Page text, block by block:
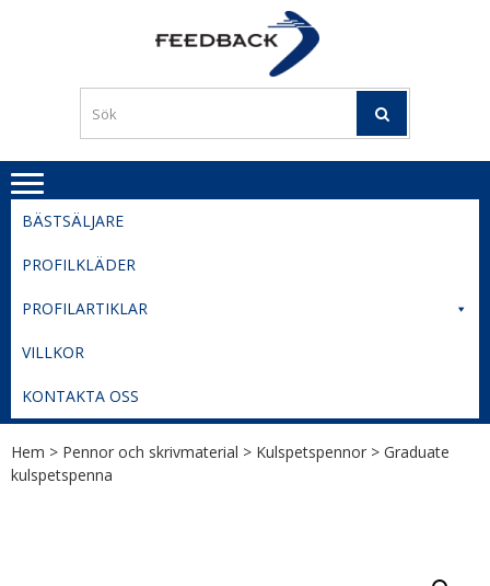
TIL
BESTE
PRISER
BÄSTSÄLJARE
PROFILKLÄDER
PROFILARTIKLAR
VILLKOR
KONTAKTA OSS
Hem > Pennor och skrivmaterial > Kulspetspennor > Graduate
kulspetspenna